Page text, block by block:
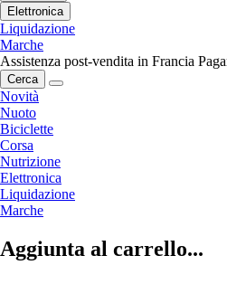
Elettronica
Liquidazione
Marche
Assistenza post-vendita in Francia
Cerca
Novità
Nuoto
Biciclette
Corsa
Nutrizione
Elettronica
Liquidazione
Marche
Aggiunta al carrello...